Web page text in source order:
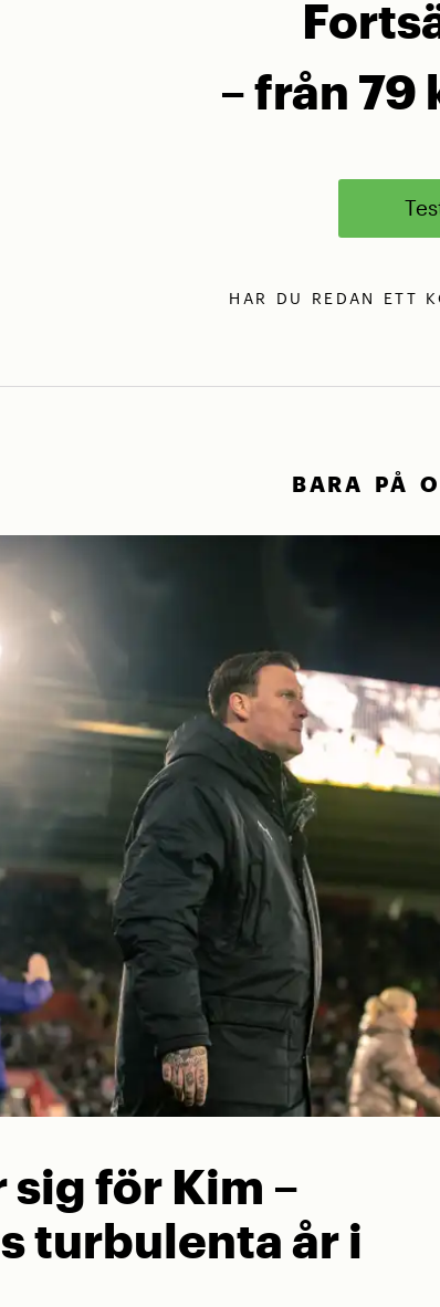
– från 79
HAR DU REDAN ETT
BARA PÅ
för Kim –
turbulenta år i